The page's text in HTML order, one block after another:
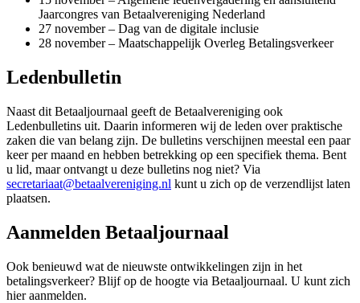
Jaarcongres van Betaalvereniging Nederland
27 november – Dag van de digitale inclusie
28 november – Maatschappelijk Overleg Betalingsverkeer
Ledenbulletin
Naast dit Betaaljournaal geeft de Betaalvereniging ook
Ledenbulletins uit. Daarin informeren wij de leden over praktische
zaken die van belang zijn. De bulletins verschijnen meestal een paar
keer per maand en hebben betrekking op een specifiek thema. Bent
u lid, maar ontvangt u deze bulletins nog niet? Via
secretariaat@betaalvereniging.nl kunt u zich op de verzendlijst laten
plaatsen.
Aanmelden Betaaljournaal
Ook benieuwd wat de nieuwste ontwikkelingen zijn in het
betalingsverkeer? Blijf op de hoogte via Betaaljournaal. U kunt zich
hier aanmelden.